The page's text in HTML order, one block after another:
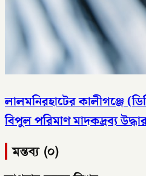
লালমনিরহাটের কালীগঞ্জে
বিপুল পরিমাণ মাদকদ্রব্য
মন্তব্য (০)